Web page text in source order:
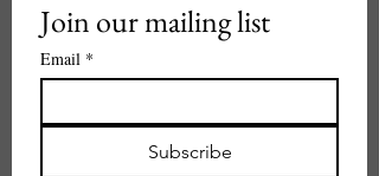
Join our mailing list
Email *
Subscribe